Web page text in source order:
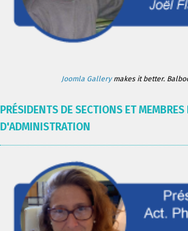
Joomla Gallerymakes it better.
PRÉSIDENTS DE SECTIONS ET
D'ADMINISTRATION